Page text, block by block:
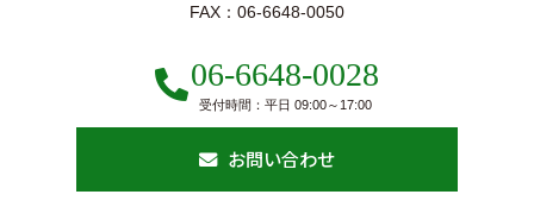
FAX：06-6648-0050
06-6648-0028
受付時間：平日 09:00～17:00
お問い合わせ